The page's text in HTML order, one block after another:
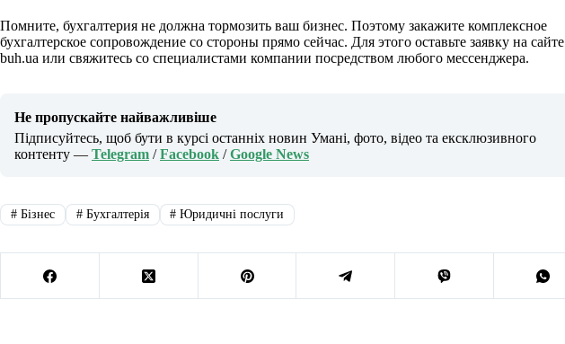
Помните, бухгалтерия не должна тормозить ваш бизнес. Поэтому закажите комплексное
бухгалтерское сопровождение со стороны прямо сейчас. Для этого оставьте заявку на сайте
buh.ua или свяжитесь со специалистами компании посредством любого мессенджера.
Не пропускайте найважливіше
Підписуйтесь, щоб бути в курсі останніх новин Умані, фото, відео та ексклюзивного
контенту — Telegram /Facebook /Google News
#Бізнес #Бухгалтерія # Юридичні послуги